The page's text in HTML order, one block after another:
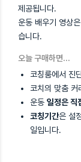
제공됩니다.
운동 배우기 영상
습니다.
오늘 구매하면…
코칭룸에서 진
코치의 맞춤 커
운동 일정은 직
코칭기간은 설
일입니다.